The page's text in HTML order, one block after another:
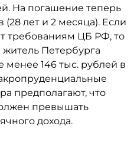
На погашение теперь
(28 лет и 2 месяца). Если
требованиям ЦБ РФ, то
Петербурга
менее 146 тыс. рублей в
предполагают, что
превышать
дохода.